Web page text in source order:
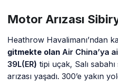
Motor Arızası
Heathrow Havalimanı’ndan
gitmekte olanAir China’ya
39L(ER) tipi uçak, Salı
arızası yaşadı. 300’e yakın